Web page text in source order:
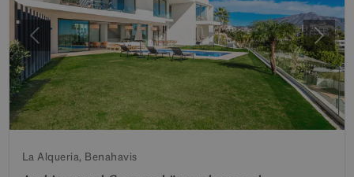
Föregående Nästa
La Alqueria, Benahavis